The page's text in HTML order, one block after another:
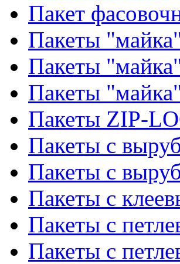
Пакет
Пакеты
Пакеты
Пакеты
Пакеты ZIP-
Пакеты с
Пакеты с
Пакеты с
Пакеты с
Пакеты с